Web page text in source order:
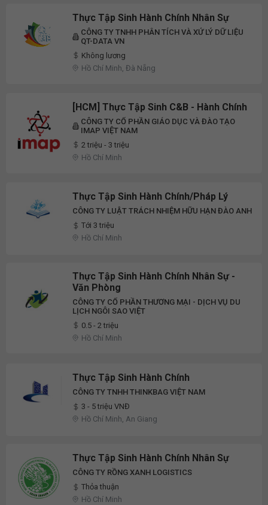
Thực Tập Sinh Hành Chính Nhân Sự
CÔNG TY TNHH PHÂN TÍCH VÀ XỬ LÝ DỮ LIỆU
QT-DATA VN
Không lương
Hồ Chí Minh, Đà Nẵng
[HCM] Thực Tập Sinh C&B - Hành Chính
CÔNG TY CỔ PHẦN GIÁO DỤC VÀ ĐÀO TẠO
IMAP VIỆT NAM
2 triệu - 3 triệu
Hồ Chí Minh
Thực Tập Sinh Hành Chính/Pháp Lý
CÔNG TY LUẬT TRÁCH NHIỆM HỮU HẠN ĐÀO ANH
Tới 3 triệu
Hồ Chí Minh
Thực Tập Sinh Hành Chính Nhân Sự -
Văn Phòng
CÔNG TY CỔ PHẦN THƯƠNG MẠI - DỊCH VỤ DU
LỊCH NGÔI SAO VIỆT
0.5 - 2 triệu
Hồ Chí Minh
Thực Tập Sinh Hành Chính
CÔNG TY TNHH THINKBAG VIỆT NAM
3 - 5 triệu VNĐ
Hồ Chí Minh, An Giang
Thực Tập Sinh Hành Chính Nhân Sự
CÔNG TY RỒNG XANH LOGISTICS
Thỏa thuận
Hồ Chí Minh